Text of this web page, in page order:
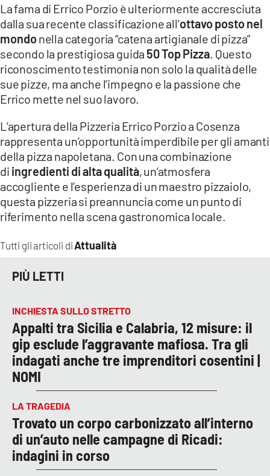
Tutti gli articoli diAttualità
La fama di Errico Porzio è ulteriormente accresciuta
dalla sua recente classificazione all’ottavo posto nel
mondonella categoria “catena artigianale di pizza”
secondo la prestigiosa guida 50 Top Pizza . Questo
riconoscimento testimonia non solo la qualità delle
sue pizze, ma anche l’impegno e la passione che
Errico mette nel suo lavoro.
L’apertura della Pizzeria Errico Porzio a Cosenza
rappresenta un’opportunità imperdibile per gli amanti
della pizza napoletana. Con una combinazione
di ingredienti di alta qualità, un’atmosfera
accogliente e l’esperienza di un maestro pizzaiolo,
questa pizzeria si preannuncia come un punto di
riferimento nella scena gastronomica locale.
PIÙ LETTI
INCHIESTA SULLO STRETTO
Appalti tra Sicilia e Calabria, 12 misure: il
gip esclude l’aggravante mafiosa. Tra gli
indagati anche tre imprenditori cosentini |
NOMI
LA TRAGEDIA
Trovato un corpo carbonizzato all’interno
di un’auto nelle campagne di Ricadi:
indagini in corso